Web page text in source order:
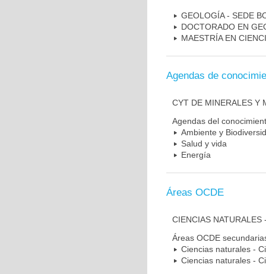
GEOLOGÍA - SEDE
DOCTORADO EN
MAESTRÍA EN
Agendas de
CYT DE MINERALES Y
Agendas del
Ambiente y
Salud y vida
Energía
Áreas OCDE
CIENCIAS NATURALES
Áreas OCDE
Ciencias naturales -
Ciencias naturales -